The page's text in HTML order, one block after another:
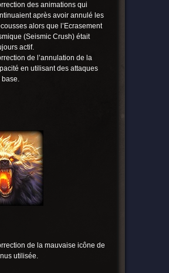
des animations qui
après avoir annulé les
alors que l’Ecrasement
(Seismic Crush) était
actif.
de l’annulation de la
en utilisant des attaques
base.
de la mauvaise icône de
utilisée.